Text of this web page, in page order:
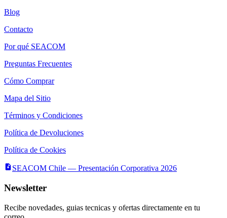
Blog
Contacto
Por qué SEACOM
Preguntas Frecuentes
Cómo Comprar
Mapa del Sitio
Términos y Condiciones
Política de Devoluciones
Política de Cookies
SEACOM Chile — Presentación Corporativa 2026
Newsletter
Recibe novedades, guias tecnicas y ofertas directamente en tu